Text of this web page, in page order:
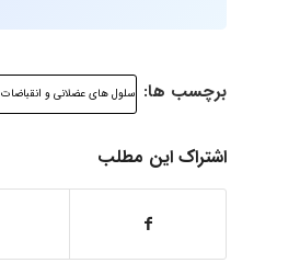
برچسب ها: سلول های عضلانی و انقباضات Muscle cell contractions
اشتراک این مطلب